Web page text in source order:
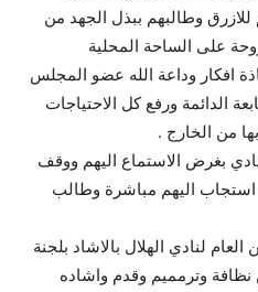
وطالبهم ببذل الجهد من
على الساحة المحلية
افكار وداعة الله عضو المجلس
الدائمة ورفع كل الاحتياجات
من الخارج .
بغرض الاستماع اليهم ووقف
استجاب اليهم مباشرة وطالب
لنادي الهلال بالاشاد بلجنة
نظافة وترمميم وقدم واشاده